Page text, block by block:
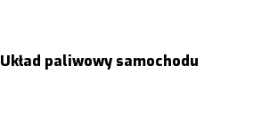
Układ paliwowy samochodu